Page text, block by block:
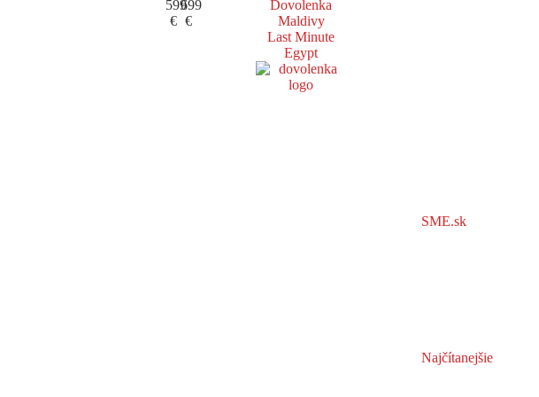
599
€
699
€
Dovolenka
Maldivy
Last Minute
Egypt
SME.sk
Najčítanejšie